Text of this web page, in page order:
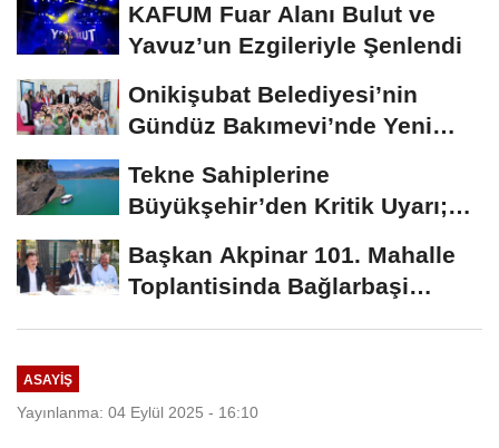
KAFUM Fuar Alanı Bulut ve
Yavuz’un Ezgileriyle Şenlendi
Onikişubat Belediyesi’nin
Gündüz Bakımevi’nde Yeni
Tekne Sahiplerine
Büyükşehir’den Kritik Uyarı;
Başkan Akpinar 101. Mahalle
Toplantisinda Bağlarbaşi
ASAYİŞ
Yayınlanma: 04 Eylül 2025 - 16:10